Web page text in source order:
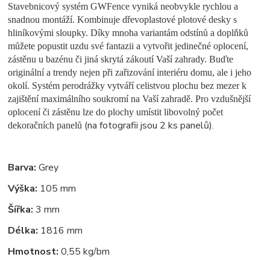
Stavebnicový systém GWFence vyniká neobvykle rychlou a
snadnou montáží. Kombinuje dřevoplastové plotové desky s
hliníkovými sloupky. Díky mnoha variantám odstínů a doplňků
můžete popustit uzdu své fantazii a vytvořit jedinečné oplocení,
zástěnu u bazénu či jiná skrytá zákoutí Vaší zahrady. Buďte
originální a trendy nejen při zařizování interiéru domu, ale i jeho
okolí. Systém perodrážky vytváří celistvou plochu bez mezer k
zajištění maximálního soukromí na Vaší zahradě. Pro vzdušnější
oplocení či zástěnu lze do plochy umístit libovolný počet
dekoračních panelů (na fotografii jsou 2 ks panelů).
Barva: Grey
Výška: 105 mm
Šířka: 3 mm
Délka: 1816 mm
Hmotnost:0,55 kg/bm